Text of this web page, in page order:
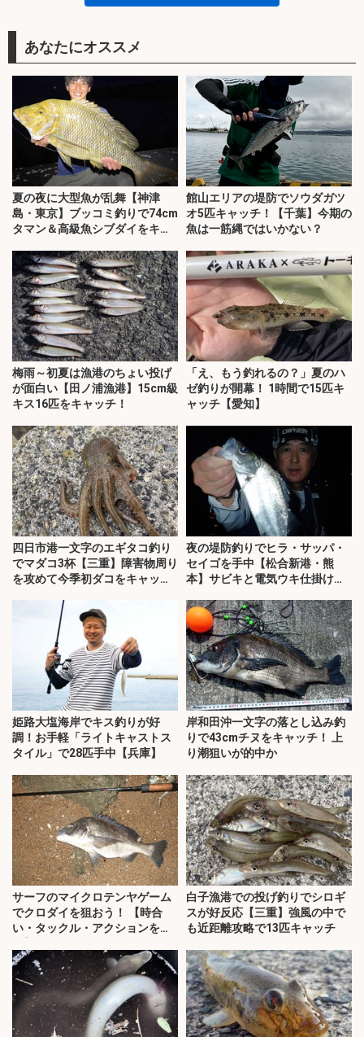
あなたにオススメ
夏の夜に大型魚が乱舞【神津
島・東京】ブッコミ釣りで74cm
タマン＆高級魚シブダイをキャ
館山エリアの堤防でソウダガツ
オ5匹キャッチ！【千葉】今期の
魚は一筋縄ではいかない？
梅雨～初夏は漁港のちょい投げ
が面白い【田ノ浦漁港】15cm級
キス16匹をキャッチ！
「え、もう釣れるの？」夏のハ
ゼ釣りが開幕！ 1時間で15匹キ
ャッチ【愛知】
四日市港一文字のエギタコ釣り
でマダコ3杯【三重】障害物周り
を攻めて今季初ダコをキャッ
夜の堤防釣りでヒラ・サッパ・
セイゴを手中【松合新港・熊
本】サビキと電気ウキ仕掛けで
姫路大塩海岸でキス釣りが好
調！お手軽「ライトキャストス
タイル」で28匹手中【兵庫】
岸和田沖一文字の落とし込み釣
りで43cmチヌをキャッチ！ 上
り潮狙いが的中か
サーフのマイクロテンヤゲーム
でクロダイを狙おう！ 【時合
い・タックル・アクションを解
白子漁港での投げ釣りでシロギ
スが好反応【三重】強風の中で
も近距離攻略で13匹キャッチ